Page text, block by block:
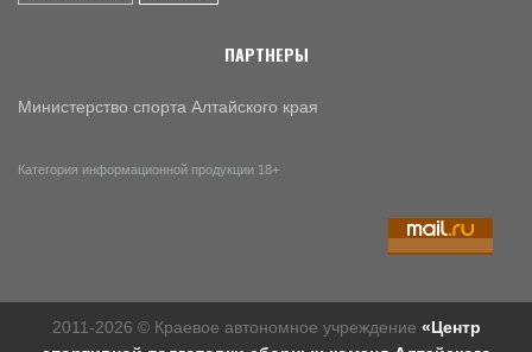
ПАРТНЕРЫ
Министерство спорта Алтайского края
Категория информационной продукции 18+
2011-2026 © Краевое автономное учреждение «Центр